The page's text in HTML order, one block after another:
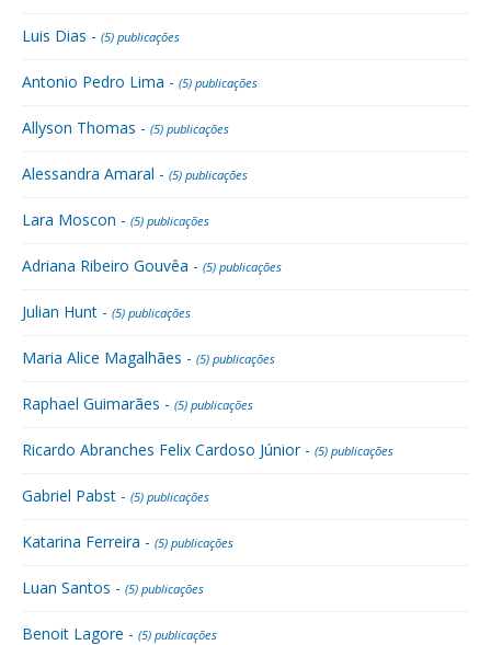
Luis Dias - (5) publicações
Antonio Pedro Lima - (5) publicações
Allyson Thomas - (5) publicações
Alessandra Amaral - (5) publicações
Lara Moscon - (5) publicações
Adriana Ribeiro Gouvêa - (5) publicações
Julian Hunt - (5) publicações
Maria Alice Magalhães - (5) publicações
Raphael Guimarães - (5) publicações
Ricardo Abranches Felix Cardoso Júnior - (5) publicações
Gabriel Pabst - (5) publicações
Katarina Ferreira - (5) publicações
Luan Santos - (5) publicações
Benoit Lagore - (5) publicações